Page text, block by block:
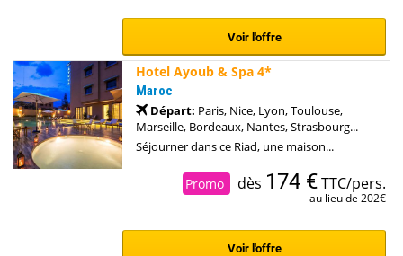
Voir l'offre
Hotel Ayoub & Spa 4*
Maroc
Départ: Paris, Nice, Lyon, Toulouse,
Marseille, Bordeaux, Nantes, Strasbourg...
Séjourner dans ce Riad, une maison...
Promo dès 174 €TTC/pers.
au lieu de 202€
Voir l'offre